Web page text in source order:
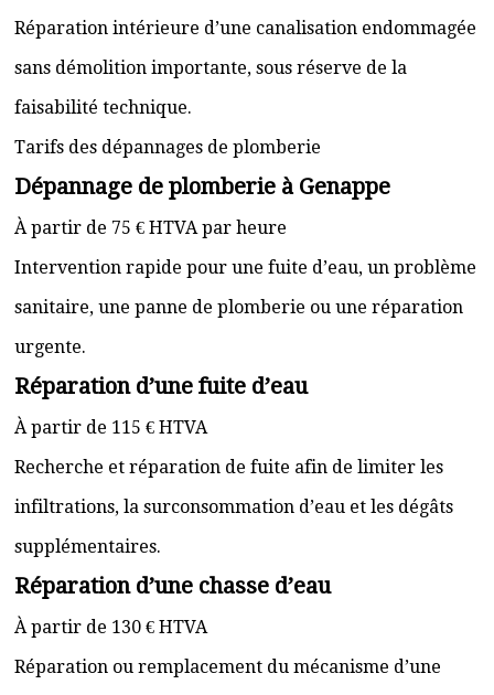
Réparation intérieure d’une canalisation endommagée
sans démolition importante, sous réserve de la
faisabilité technique.
Tarifs des dépannages de plomberie
Dépannage de plomberie à Genappe
À partir de 75 € HTVA par heure
Intervention rapide pour une fuite d’eau, un problème
sanitaire, une panne de plomberie ou une réparation
urgente.
Réparation d’une fuite d’eau
À partir de 115 € HTVA
Recherche et réparation de fuite afin de limiter les
infiltrations, la surconsommation d’eau et les dégâts
supplémentaires.
Réparation d’une chasse d’eau
À partir de 130 € HTVA
Réparation ou remplacement du mécanisme d’une